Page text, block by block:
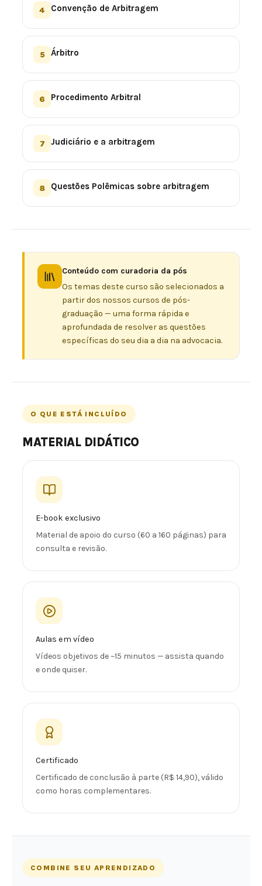
4 Convenção de Arbitragem
5 Árbitro
6 Procedimento Arbitral
7 Judiciário e a arbitragem
8 Questões Polêmicas sobre arbitragem
Conteúdo com curadoria da pós
Os temas deste curso são selecionados a
partir dos nossos cursos de pós-
graduação — uma forma rápida e
aprofundada de resolver as questões
específicas do seu dia a dia na advocacia.
O QUE ESTÁ INCLUÍDO
MATERIAL DIDÁTICO
E-book exclusivo
Material de apoio do curso (60 a 160 páginas) para
consulta e revisão.
Aulas em vídeo
Vídeos objetivos de ~15 minutos — assista quando
e onde quiser.
Certificado
Certificado de conclusão à parte (R$ 14,90), válido
como horas complementares.
COMBINE SEU APRENDIZADO